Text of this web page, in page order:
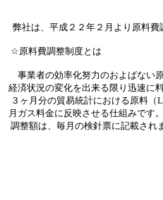
弊社は、平成２２年２月より原料費
☆原料費調整制度とは
事業者の効率化努力のおよばない
経済状況の変化を出来る限り迅速に
３ヶ月分の貿易統計における原料
月ガス料金に反映させる仕組みです。
調整額は、毎月の検針票に記載され